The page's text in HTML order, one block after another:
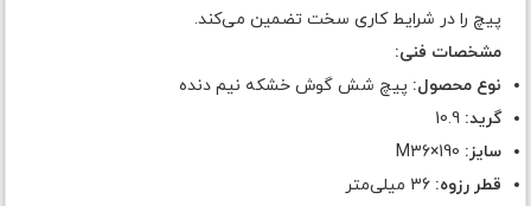
پیچ را در شرایط کاری سخت تضمین می‌کند.
مشخصات فنی:
نوع محصول: پیچ شش گوش خشکه نیم دنده
گرید: 10.9
سایز:
قطر رزوه: 36 میلی‌متر